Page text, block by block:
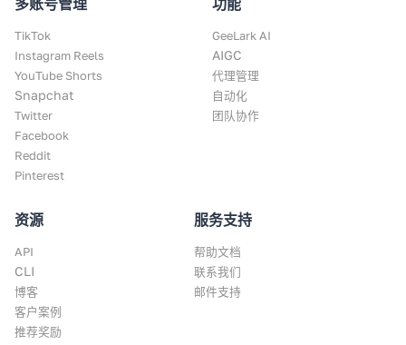
多账号管理
TikTok
Instagram Reels
YouTube Shorts
Snapchat
Twitter
Facebook
Reddit
Pinterest
功能
GeeLark AI
AIGC
代理管理
自动化
团队协作
资源
API
CLI
博客
客户案例
推荐奖励
服务支持
帮助文档
联系我们
邮件支持